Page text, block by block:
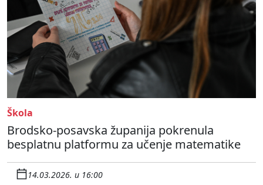
Škola
Brodsko-posavska županija pokrenula
besplatnu platformu za učenje matematike
14.03.2026. u 16:00